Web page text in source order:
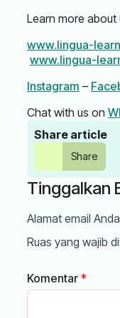
Learn more about
www.lingua-
www.lingua-
Instagram –
Chat with us on
Share article
Share
Tinggalkan
Alamat email
Ruas yang wajib
Komentar *